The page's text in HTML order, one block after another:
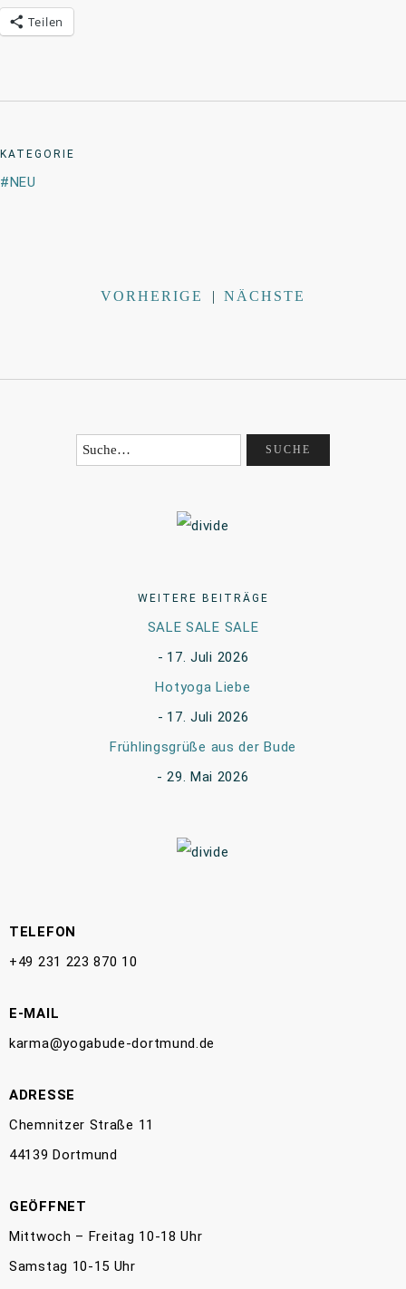
Teilen
KATEGORIE
NEU
VORHERIGE | NÄCHSTE
WEITERE BEITRÄGE
SALE SALE SALE
17. Juli 2026
Hotyoga Liebe
17. Juli 2026
Frühlingsgrüße aus der Bude
29. Mai 2026
TELEFON
+49 231 223 870 10
E-MAIL
karma@yogabude-dortmund.de
ADRESSE
Chemnitzer Straße 11
44139 Dortmund
GEÖFFNET
Mittwoch – Freitag 10-18 Uhr
Samstag 10-15 Uhr